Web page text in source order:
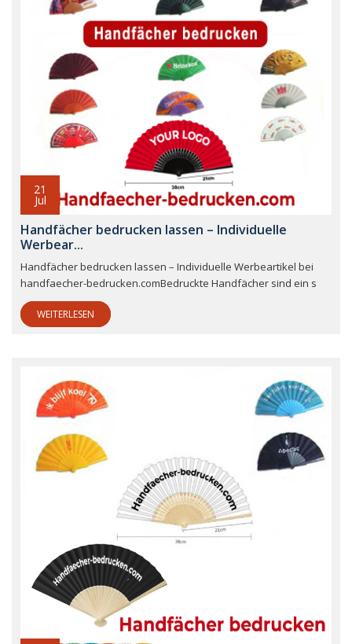
21
Jul
Handfächer bedrucken lassen – Individuelle
Werbear...
Handfächer bedrucken lassen – Individuelle Werbeartikel bei
handfaecher-bedrucken.comBedruckte Handfächer sind ein s
WEITERLESEN